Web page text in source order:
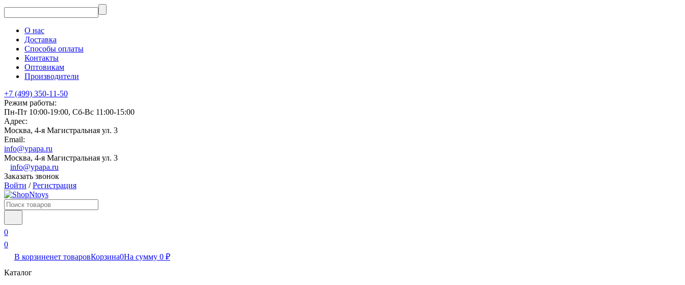
О нас
Доставка
Способы оплаты
Контакты
Оптовикам
Производители
+7 (499) 350-11-50
Режим работы:
Пн-Пт 10:00-19:00, Сб-Вс 11:00-15:00
Адрес:
Москва, 4-я Магистральная ул. 3
Email:
info@ypapa.ru
Москва, 4-я Магистральная ул. 3
info@ypapa.ru
Заказать звонок
Войти /Регистрация
0
0
В корзиненет товаровКорзина0На сумму 0 ₽
Каталог